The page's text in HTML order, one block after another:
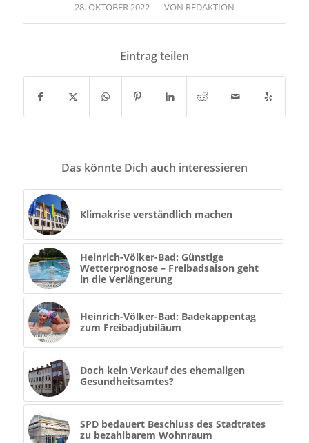
28. OKTOBER 2022
/ VON REDAKTION
Eintrag teilen
Das könnte Dich auch interessieren
Klimakrise verständlich machen
Heinrich-Völker-Bad: Günstige
Wetterprognose – Freibadsaison geht
in die Verlängerung
Heinrich-Völker-Bad: Badekappentag
zum Freibadjubiläum
Doch kein Verkauf des ehemaligen
Gesundheitsamtes?
SPD bedauert Beschluss des Stadtrates
zu bezahlbarem Wohnraum